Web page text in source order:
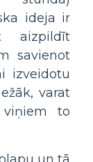
ideja ir
aizpildīt
savienot
izveidotu
varat
viņiem to